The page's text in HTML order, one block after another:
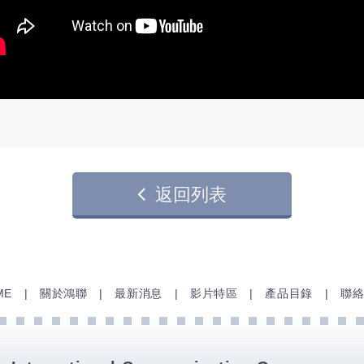
返回列表
關於鴻聯 最新消息 影片特區 產品目錄 聯